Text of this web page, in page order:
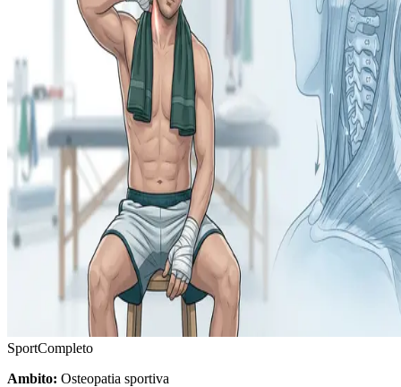
SportCompleto
Ambito: Osteopatia sportiva